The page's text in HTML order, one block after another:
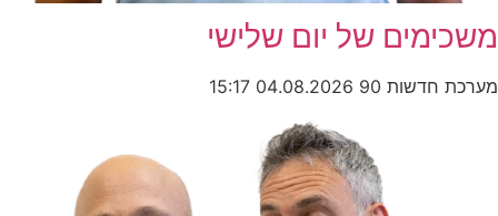
משכימים של יום שלישי
מערכת חדשות 90 04.08.2026
15:17